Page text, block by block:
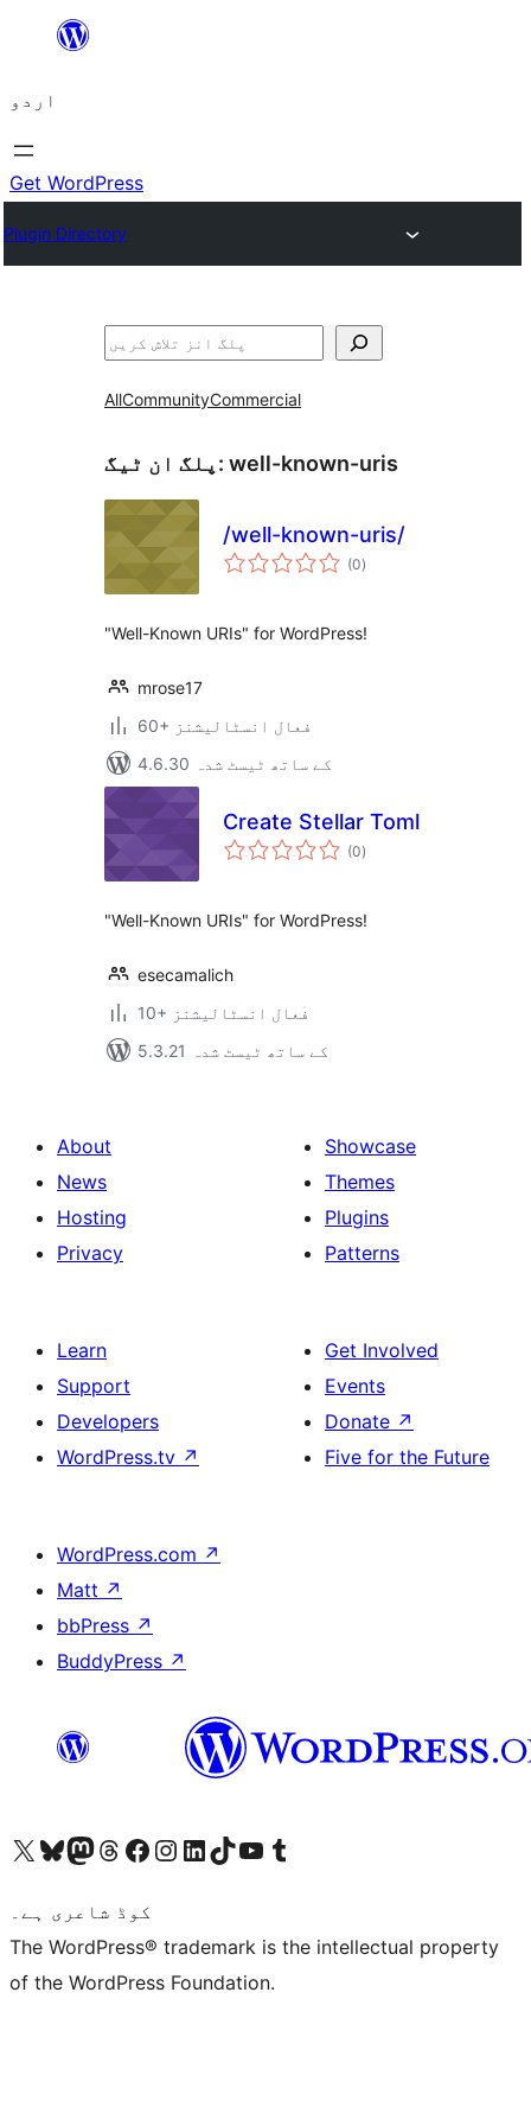
چھوڑیں
پر
جائیں
اردو
Get WordPress
Plugin Directory
تلاش
AllCommunityCommercial
پلگ ان ٹیگ: well-known-uris
/well-known-uris/
(0مجموعی
درجہ
)
"Well-Known URIs" for WordPress!
mrose17
60+ فعال انسٹالیشنز
4.6.30 کے ساتھ ٹیسٹ شدہ
Create Stellar Toml
(0مجموعی
درجہ
)
"Well-Known URIs" for WordPress!
esecamalich
10+ فعال انسٹالیشنز
5.3.21 کے ساتھ ٹیسٹ شدہ
About
News
Hosting
Privacy
Showcase
Themes
Plugins
Patterns
Learn
Support
Developers
WordPress.tv ↗
Get Involved
Events
Donate ↗
Five for the Future
WordPress.com ↗
Matt ↗
bbPress ↗
BuddyPress ↗
Visit our X (formerly Twitter) account
ہمارے بلیواسکائی اکاؤنٹ پر جائیں
Visit our Mastodon account
ہمارے ٹھریڈز اکاؤنٹ پر جائیں
Visit our Facebook page
Visit our Instagram account
Visit our LinkedIn account
ہمارے ٹک ٹاک اکاؤنٹ پر جائیں
Visit our YouTube channel
ہمارے ٹمبلر اکاؤنٹ پر جائیں
کوڈ شاعری ہے۔
The WordPress® trademark is the intellectual property
of the WordPress Foundation.